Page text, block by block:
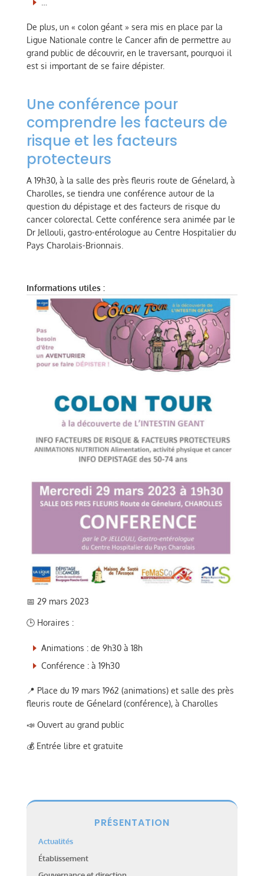
De plus, un « colon géant » sera mis en place par la
Ligue Nationale contre le Cancer afin de permettre au
grand public de découvrir, en le traversant, pourquoi il
est si important de se faire dépister.
Une conférence pour
comprendre les facteurs de
risque et les facteurs
protecteurs
A 19h30, à la salle des près fleuris route de Génelard, à
Charolles, se tiendra une conférence autour de la
question du dépistage et des facteurs de risque du
cancer colorectal. Cette conférence sera animée par le
Dr Jellouli, gastro-entérologue au Centre Hospitalier du
Pays Charolais-Brionnais.
Informations utiles :
📅 29 mars 2023
🕒 Horaires :
Animations : de 9h30 à 18h
Conférence : à 19h30
📍 Place du 19 mars 1962 (animations) et salle des près
fleuris route de Génelard (conférence), à Charolles
📣 Ouvert au grand public
💰 Entrée libre et gratuite
PRÉSENTATION
Actualités
Établissement